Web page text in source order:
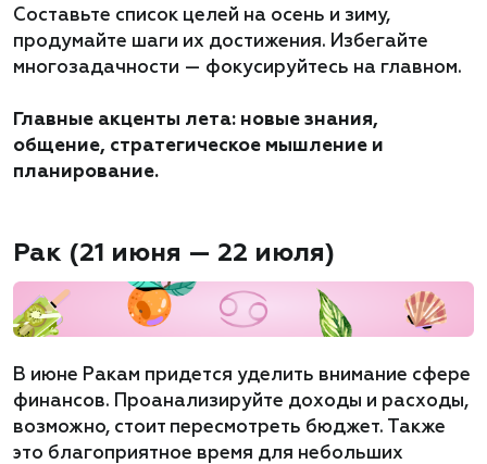
Составьте список целей на осень и зиму,
продумайте шаги их достижения. Избегайте
многозадачности — фокусируйтесь на главном.
Главные акценты лета: новые знания,
общение, стратегическое мышление и
планирование.
Рак (21 июня — 22 июля)
В июне Ракам придется уделить внимание сфере
финансов. Проанализируйте доходы и расходы,
возможно, стоит пересмотреть бюджет. Также
это благоприятное время для небольших